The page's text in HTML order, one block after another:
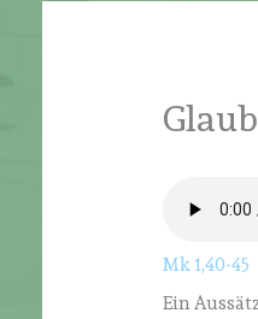
Mk 1,40-45
Ein